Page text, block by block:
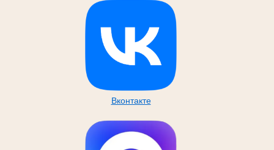
Вконтакте